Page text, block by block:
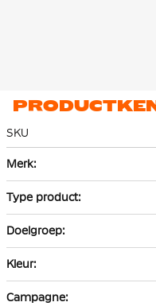
SKU
informatie